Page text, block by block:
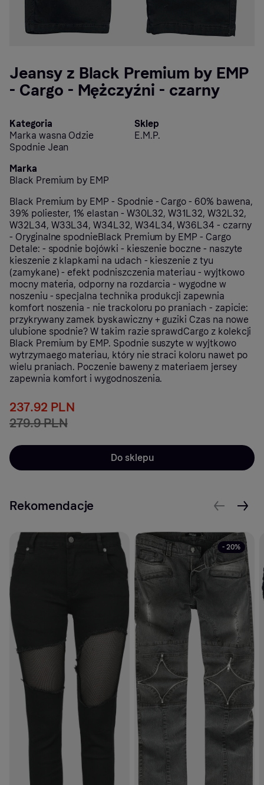
Jeansy z Black Premium by EMP
- Cargo - Mężczyźni - czarny
Kategoria
Marka wasna Odzie
Spodnie Jean
Sklep
E.M.P.
Marka
Black Premium by EMP
Black Premium by EMP - Spodnie - Cargo - 60% bawena,
39% poliester, 1% elastan - W30L32, W31L32, W32L32,
W32L34, W33L34, W34L32, W34L34, W36L34 - czarny
- Oryginalne spodnieBlack Premium by EMP - Cargo
Detale: - spodnie bojówki - kieszenie boczne - naszyte
kieszenie z klapkami na udach - kieszenie z tyu
(zamykane) - efekt podniszczenia materiau - wyjtkowo
mocny materia, odporny na rozdarcia - wygodne w
noszeniu - specjalna technika produkcji zapewnia
komfort noszenia - nie trackoloru po praniach - zapicie:
przykrywany zamek byskawiczny + guziki Czas na nowe
ulubione spodnie? W takim razie sprawdCargo z kolekcji
Black Premium by EMP. Spodnie suszyte w wyjtkowo
wytrzymaego materiau, który nie straci koloru nawet po
wielu praniach. Poczenie baweny z materiaem jersey
zapewnia komfort i wygodnoszenia.
237.92 PLN
279.9 PLN
Do sklepu
Rekomendacje
- 20%